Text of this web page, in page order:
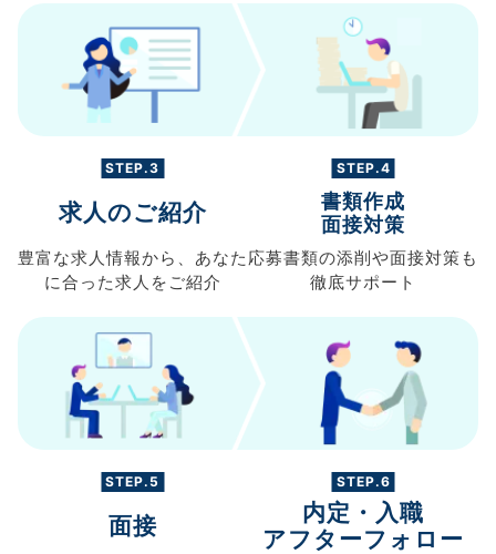
STEP.3
求人のご紹介
豊富な求人情報から、 あなた
に合った求人を ご紹介
STEP.4
書類作成
面接対策
応募書類の添削や面接対策も
徹底サポート
STEP.5
面接
STEP.6
内定・入職
アフターフォロー